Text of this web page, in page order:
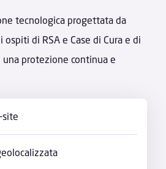
tecnologica progettata da
di RSA e Case di Cura e di
protezione continua e
site